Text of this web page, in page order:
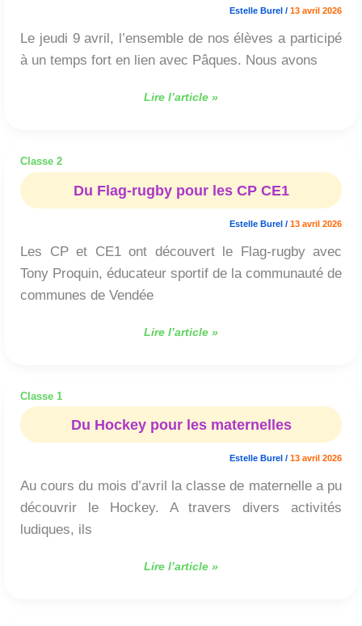
Estelle Burel / 13 avril 2026
Le jeudi 9 avril, l’ensemble de nos élèves a participé
à un temps fort en lien avec Pâques. Nous avons
Lire l’article »
Classe 2
Du Flag-rugby pour les CP CE1
Estelle Burel / 13 avril 2026
Les CP et CE1 ont découvert le Flag-rugby avec
Tony Proquin, éducateur sportif de la communauté de
communes de Vendée
Flag-
rugby
CP
CE1
Lire l’article »
Classe 1
Du Hockey pour les maternelles
Estelle Burel / 13 avril 2026
Au cours du mois d’avril la classe de maternelle a pu
découvrir le Hockey. A travers divers activités
ludiques, ils
pour
Lire l’article »